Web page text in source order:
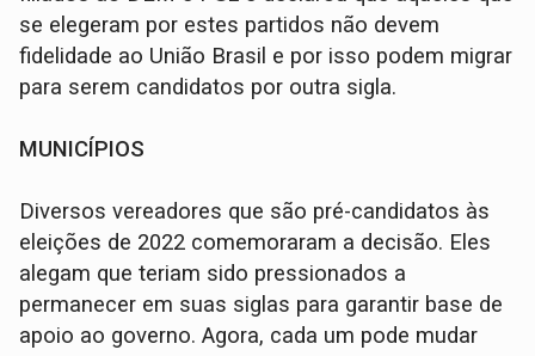
se elegeram por estes partidos não devem
fidelidade ao União Brasil e por isso podem migrar
para serem candidatos por outra sigla.
MUNICÍPIOS
Diversos vereadores que são pré-candidatos às
eleições de 2022 comemoraram a decisão. Eles
alegam que teriam sido pressionados a
permanecer em suas siglas para garantir base de
apoio ao governo. Agora, cada um pode mudar